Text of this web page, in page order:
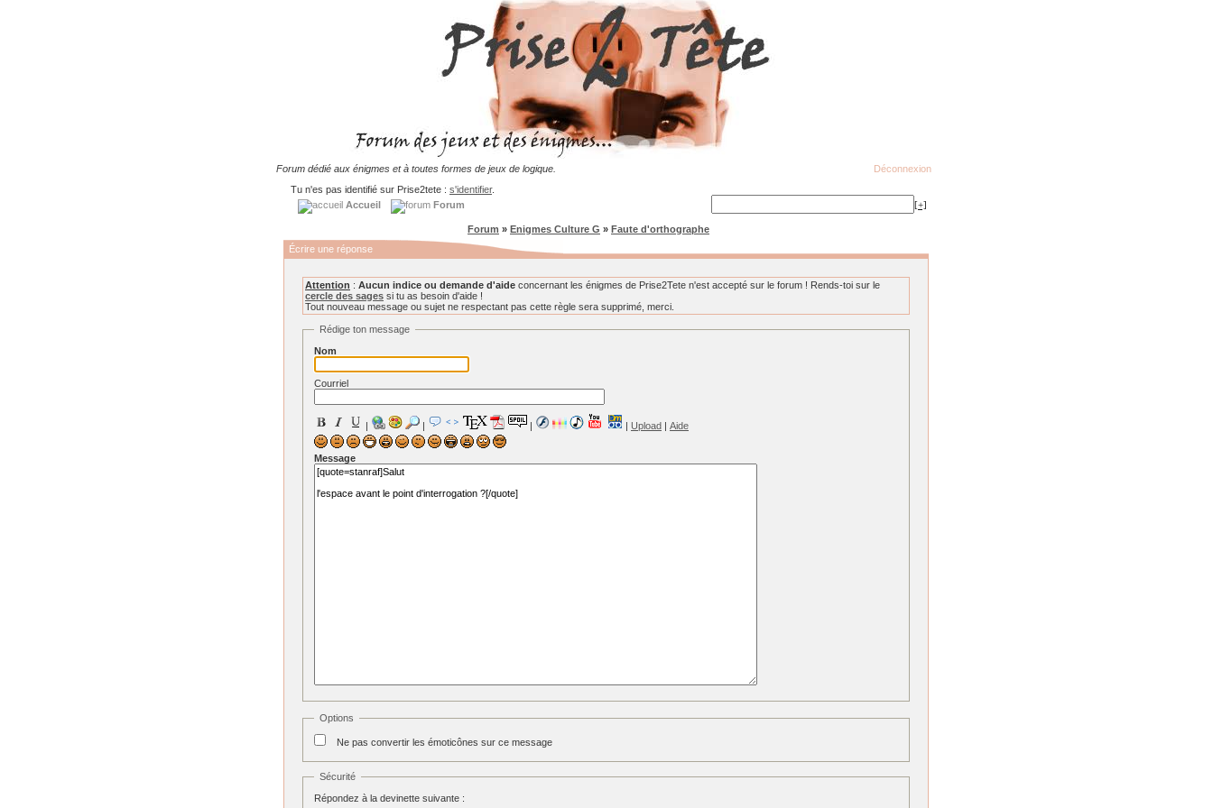
Forum dédié aux énigmes et à toutes formes de jeux de logique.
Déconnexion
Tu n'es pas identifié sur Prise2tete : s'identifier.
Accueil
Forum [+]
Forum » Enigmes Culture G » Faute d'orthographe
Écrire une réponse
Attention : Aucun indice ou demande d'aide concernant les énigmes de Prise2Tete n'est accepté sur le forum ! Rends-toi sur le
cercle des sages si tu as besoin d'aide !
Tout nouveau message ou sujet ne respectant pas cette règle sera supprimé, merci.
Rédige ton message
Nom
Courriel
| | | | Upload | Aide
Message
Options
Ne pas convertir les émoticônes sur ce message
Sécurité
Répondez à la devinette suivante :